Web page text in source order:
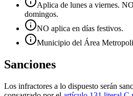
Aplica de lunes a viernes.
domingos.
NO aplica en días festivos.
Municipio del Área
Sanciones
Los infractores a lo dispuesto serán